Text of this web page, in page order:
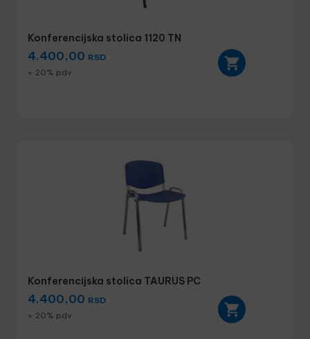
Konferencijska stolica 1120 TN
4.400,00 RSD
+ 20% pdv
Konferencijska stolica TAURUS PC
4.400,00 RSD
+ 20% pdv